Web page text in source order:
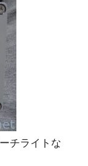
チライトな